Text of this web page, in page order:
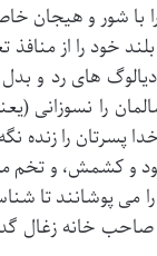
با شور و هیجان
خود را از منافذ
های رد و
را نسوزانی
را زنده
و کشمش، و تخم
پوشانند تا
خانه زغال